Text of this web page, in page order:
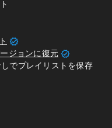
verified
ジョンに復元 verified
でプレイリストを保存